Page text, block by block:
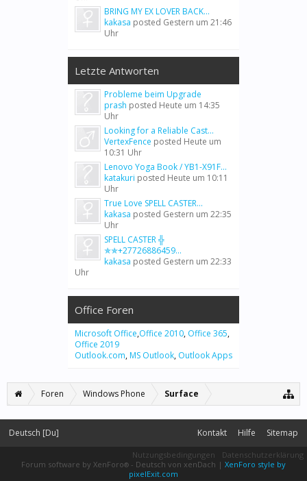
BRING MY EX LOVER BACK...
kakasa posted Gestern um 21:46
Uhr
Letzte Antworten
Probleme beim Upgrade
prash posted Heute um 14:35
Uhr
Looking for a Reliable Cast...
VertexFence posted Heute um
10:31 Uhr
Lenovo Yoga Book / YB1-X91F...
katakuri posted Heute um 10:11
Uhr
True Love SPELL CASTER...
kakasa posted Gestern um 22:35
Uhr
SPELL CASTER ╬
✯✯+27726886459...
kakasa posted Gestern um 22:33
Uhr
Office Foren
Microsoft Office,Office 2010, Office 365,
Office 2019
Outlook.com, MS Outlook, Outlook Apps
Foren Windows Phone Surface
Deutsch [Du] Kontakt Hilfe Sitemap
Nutzungsbedingungen
Datenschutzerklärung
Forum software by XenForo® - Deutsch von xenDach | XenForo style by
pixelExit.com